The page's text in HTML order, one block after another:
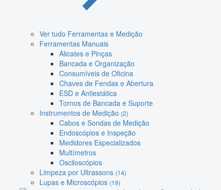
Ver tudo Ferramentas e Medição
Ferramentas Manuais
Alicates e Pinças
Bancada e Organização
Consumíveis de Oficina
Chaves de Fendas e Abertura
ESD e Antiestática
Tornos de Bancada e Suporte
Instrumentos de Medição (2)
Cabos e Sondas de Medição
Endoscópios e Inspeção
Medidores Especializados
Multímetros
Osciloscópios
Limpeza por Ultrassons (14)
Lupas e Microscópios (19)